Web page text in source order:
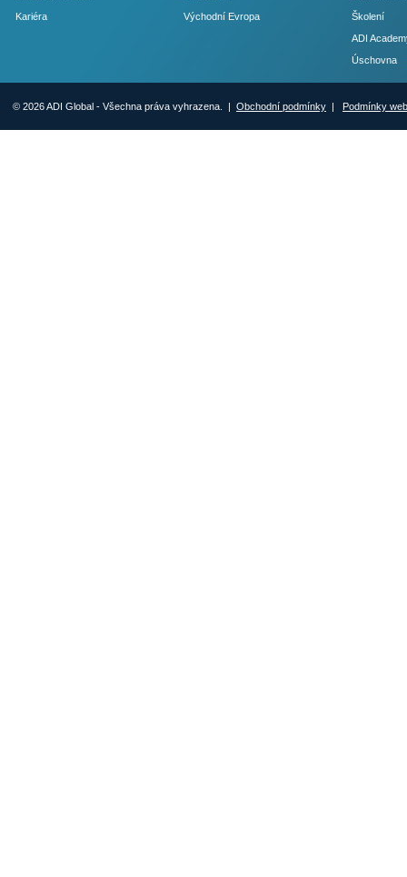
Kariéra
Východní Evropa
Školení
ADI
Úschovna
© 2026 ADI Global - Všechna práva vyhrazena. | Obchodní podmínky | Podmínky